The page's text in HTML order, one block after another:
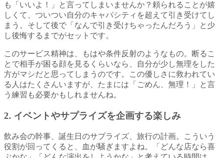
も「いいよ！」と言ってしまいませんか？頼られることが嬉
しくて、ついつい自分のキャパシティを超えて引き受けてし
まう。そして後で「なんで引き受けちゃったんだろう」と少
し後悔するまでがセットです。
このサービス精神は、もはや条件反射のようなもの。断るこ
とで相手が困る顔を見るくらいなら、自分が少し無理をした
方がマシだと思ってしまうのです。この優しさに救われてい
る人はたくさんいますが、たまには「ごめん、無理！」と言
う練習も必要かもしれませんね。
2. イベントやサプライズを企画する楽しみ
飲み会の幹事、誕生日のサプライズ、旅行の計画。こういう
役割が回ってくると、血が騒ぎますよね。「どんな店なら喜